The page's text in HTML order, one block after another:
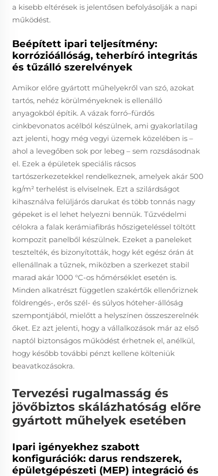
a kisebb eltérések is jelentősen befolyásolják a napi
működést.
Beépített ipari teljesítmény:
korrózióállóság, teherbíró integritás
és tűzálló szerelvények
Amikor előre gyártott műhelyekről van szó, azokat
tartós, nehéz körülményeknek is ellenálló
anyagokból építik. A vázak forró–fürdős
cinkbevonatos acélból készülnek, ami gyakorlatilag
azt jelenti, hogy még vegyi üzemek közelében is –
ahol a levegőben sok por lebeg – sem rozsdásodnak
el. Ezek a épületek speciális rácsos
tartószerkezetekkel rendelkeznek, amelyek akár 500
kg/m² terhelést is elviselnek. Ezt a szilárdságot
kihasználva felüljárós darukat és több tonnás nagy
gépeket is el lehet helyezni bennük. Tűzvédelmi
célokra a falak kerámiafibrás hőszigeteléssel töltött
kompozit panelből készülnek. Ezeket a paneleket
tesztelték, és bizonyították, hogy két egész órán át
ellenállnak a tűznek, miközben a szerkezet stabil
marad akár 1000 °C-os hőmérséklet esetén is.
Minden alkatrészt független szakértők ellenőriznek
földrengés-, erős szél- és súlyos hóteher-állóság
szempontjából, mielőtt a helyszínen összeszerelnék
őket. Ez azt jelenti, hogy a vállalkozások már az első
naptól biztonságos működést érhetnek el, anélkül,
hogy később további pénzt kellene költeniük
beavatkozásokra.
Tervezési rugalmasság és
jövőbiztos skálázhatóság előre
gyártott műhelyek esetében
Ipari igényekhez szabott
konfigurációk: darus rendszerek,
épületgépészeti (MEP) integráció és